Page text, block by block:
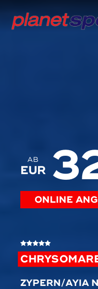
ZYPERN/AYIA
AB
EUR
ONLINE